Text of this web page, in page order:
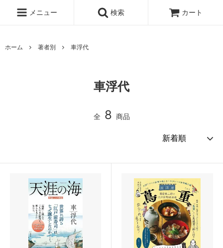
メニュー 検索 カート
ホーム 著者別 車浮代
車浮代
全 8 商品